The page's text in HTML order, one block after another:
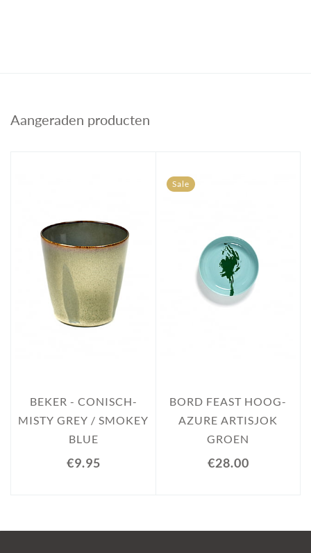
Aangeraden producten
BEKER - CONISCH-
MISTY GREY / SMOKEY
BLUE
€9.95
Sale
BORD FEAST HOOG-
AZURE ARTISJOK
GROEN
€28.00